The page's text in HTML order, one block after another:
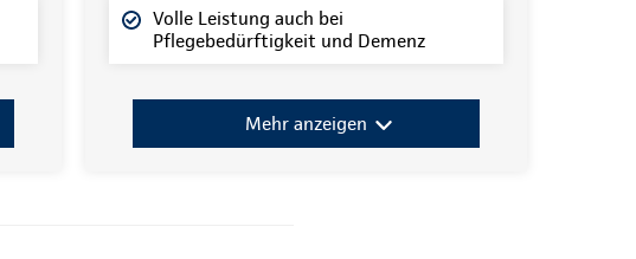
Volle Leistung auch bei
Pflegebedürftigkeit und Demenz
Mehr anzeigen